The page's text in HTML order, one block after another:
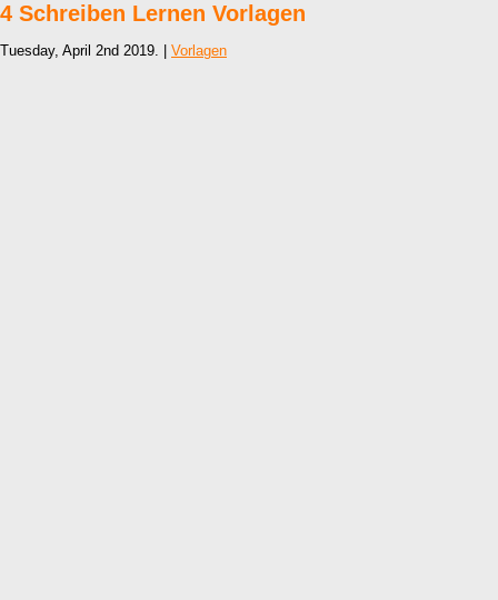
4 Schreiben Lernen Vorlagen
Tuesday, April 2nd 2019. | Vorlagen